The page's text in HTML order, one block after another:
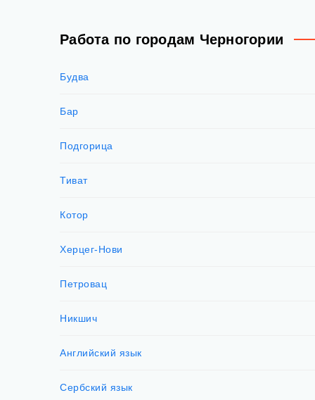
Работа по городам Черногории
Будва
Бар
Подгорица
Тиват
Котор
Херцег-Нови
Петровац
Никшич
Английский язык
Сербский язык